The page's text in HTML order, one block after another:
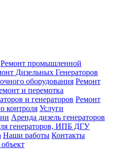
Ремонт промышленной
Дизельных Генераторов
оборудования Ремонт
и перемотка
и генераторов Ремонт
контроля Услуги
Аренда дизель генераторов
генераторов, ИПБ ДГУ
Наши работы Контакты